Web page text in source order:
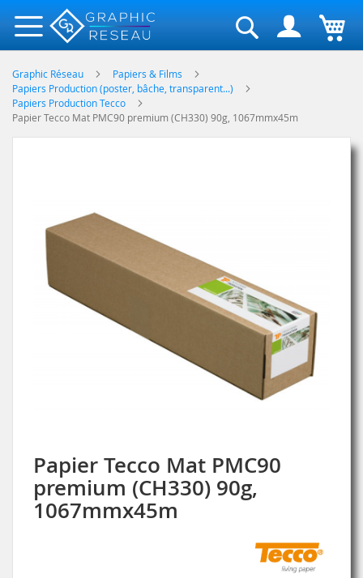
Rechercher
Graphic Réseau
Papiers & Films
Papiers Production (poster, bâche, transparent...)
Papiers Production Tecco
Papier Tecco Mat PMC90 premium (CH330) 90g, 1067mmx45m
Papier Tecco Mat PMC90
premium (CH330) 90g,
1067mmx45m
the
images
gallery
Skip
to
the
beginning